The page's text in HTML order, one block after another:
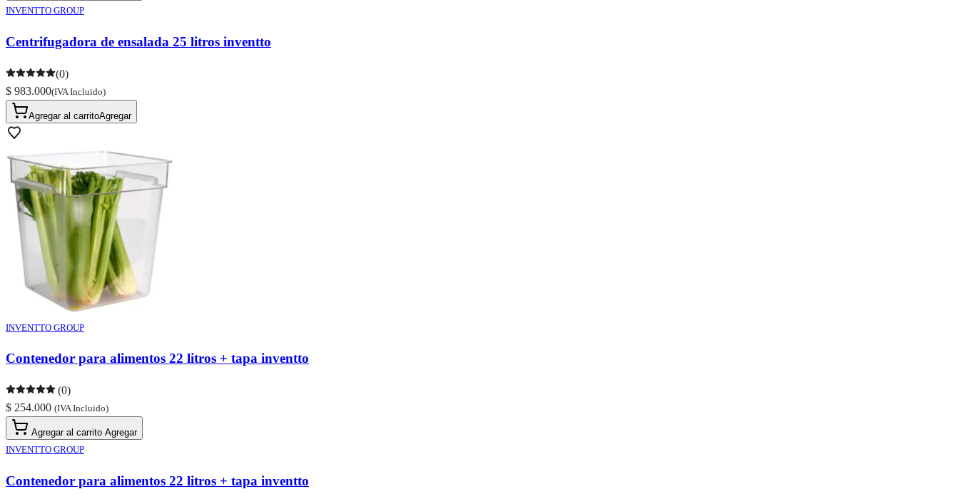
INVENTTO GROUP
Centrifugadora de ensalada 25 litros inventto
(0)
$ 983.000(IVA Incluido)
Agregar al carritoAgregar
INVENTTO GROUP
Contenedor para alimentos 22 litros + tapa inventto
(0)
$ 254.000 (IVA Incluido)
Agregar al carrito Agregar
INVENTTO GROUP
Contenedor para alimentos 22 litros + tapa inventto